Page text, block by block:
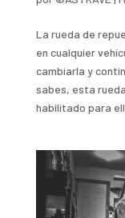
La rueda de
en cualquier
cambiarla y
sabes, esta
habilitado para